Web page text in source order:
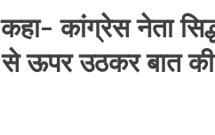
कांग्रेस नेता
से ऊपर उठकर बात की